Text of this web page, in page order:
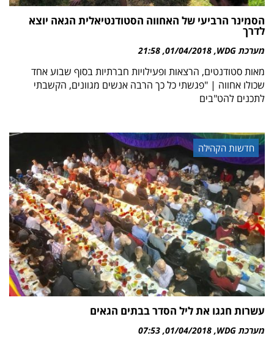
הסמינר הרביעי של האחווה הסטודנטיאלית הגאה יוצא
לדרך
מערכת WDG 01/04/2018
21:58
מאות סטודנטים, הרצאות ופעילויות חברתיות בסוף שבוע אחד
שכולו אחווה | "פגשתי כל כך הרבה אנשים מגוונים, הקשבתי
לתכנים להט"בים
חדשות הקהילה
עשרות חגגו את ליל הסדר בבתים הגאים
מערכת WDG 01/04/2018
07:53